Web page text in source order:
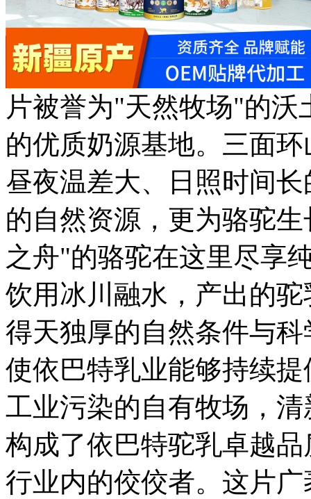
片被誉为"天然牧场"的
的优质奶源基地。三面
昼夜温差大、日照时间
的自然资源，更为骆驼
之舟"的骆驼在这里尽享
饮用冰川融水，产出的
得天独厚的自然条件与
使依巴特乳业能够持续
工业污染的自有牧场，
构成了依巴特驼乳卓越
行业内的佼佼者。这片